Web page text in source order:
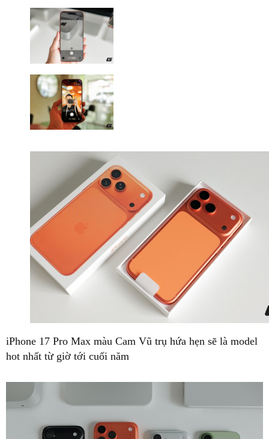
iPhone 17 Pro Max màu Cam Vũ trụ hứa hẹn sẽ là model
hot nhất từ giờ tới cuối năm